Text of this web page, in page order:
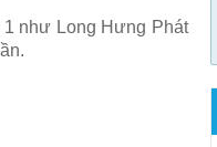
như Long Hưng Phát